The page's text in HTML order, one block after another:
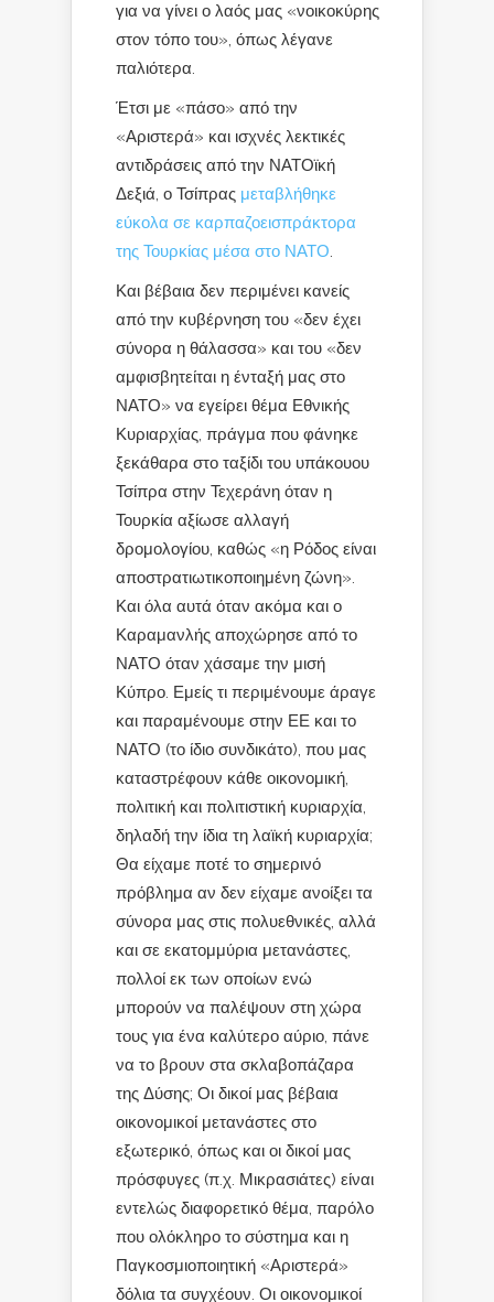
για να γίνει ο λαός μας «νοικοκύρης
στον τόπο του», όπως λέγανε
παλιότερα.
Έτσι με «πάσο» από την
«Αριστερά» και ισχνές λεκτικές
αντιδράσεις από την ΝΑΤΟϊκή
Δεξιά, ο Τσίπρας μεταβλήθηκε
εύκολα σε καρπαζοεισπράκτορα
της Τουρκίας μέσα στο ΝΑΤΟ.
Και βέβαια δεν περιμένει κανείς
από την κυβέρνηση του «δεν έχει
σύνορα η θάλασσα» και του «δεν
αμφισβητείται η ένταξή μας στο
ΝΑΤΟ» να εγείρει θέμα Εθνικής
Κυριαρχίας, πράγμα που φάνηκε
ξεκάθαρα στο ταξίδι του υπάκουου
Τσίπρα στην Τεχεράνη όταν η
Τουρκία αξίωσε αλλαγή
δρομολογίου, καθώς «η Ρόδος είναι
αποστρατιωτικοποιημένη ζώνη».
Και όλα αυτά όταν ακόμα και ο
Καραμανλής αποχώρησε από το
ΝΑΤΟ όταν χάσαμε την μισή
Κύπρο. Εμείς τι περιμένουμε άραγε
και παραμένουμε στην ΕΕ και το
ΝΑΤΟ (το ίδιο συνδικάτο), που μας
καταστρέφουν κάθε οικονομική,
πολιτική και πολιτιστική κυριαρχία,
δηλαδή την ίδια τη λαϊκή κυριαρχία;
Θα είχαμε ποτέ το σημερινό
πρόβλημα αν δεν είχαμε ανοίξει τα
σύνορα μας στις πολυεθνικές, αλλά
και σε εκατομμύρια μετανάστες,
πολλοί εκ των οποίων ενώ
μπορούν να παλέψουν στη χώρα
τους για ένα καλύτερο αύριο, πάνε
να το βρουν στα σκλαβοπάζαρα
της Δύσης; Οι δικοί μας βέβαια
οικονομικοί μετανάστες στο
εξωτερικό, όπως και οι δικοί μας
πρόσφυγες (π.χ. Μικρασιάτες) είναι
εντελώς διαφορετικό θέμα, παρόλο
που ολόκληρο το σύστημα και η
Παγκοσμιοποιητική «Αριστερά»
δόλια τα συγχέουν. Οι οικονομικοί